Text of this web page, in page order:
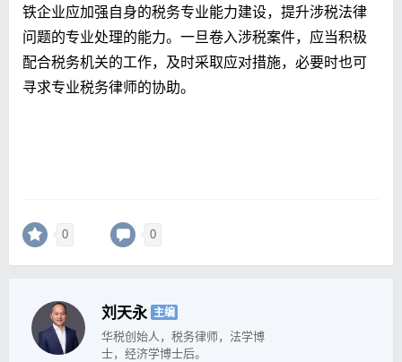
铁企业应加强自身的税务专业能力建设，提升涉税法律
问题的专业处理的能力。一旦卷入涉税案件，应当积极
配合税务机关的工作，及时采取应对措施，必要时也可
寻求专业税务律师的协助。
0 0
刘天永 主编
华税创始人，税务律师，法学博
士，经济学博士后。